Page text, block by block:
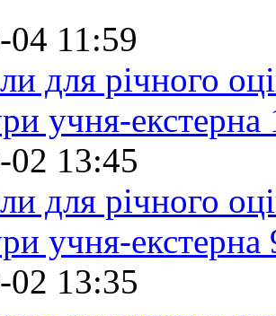
04 11:59
для річного
учня-екстерна
02 13:45
для річного
учня-екстерна
02 13:35